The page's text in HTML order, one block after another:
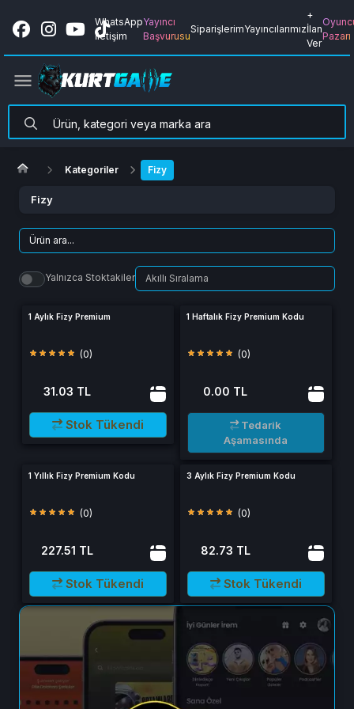
WhatsApp
İletişim
Yayıncı
Başvurusu
SiparişlerimYayıncılarımız
+
İlan
Ver
Pazarı
Kategoriler Fizy
Fizy
Yalnızca Stoktakiler
1 Aylık Fizy Premium
(0)
31.03 TL
Stok Tükendi
1 Haftalık Fizy Premium Kodu
(0)
0.00 TL
Tedarik
Aşamasında
1 Yıllık Fizy Premium Kodu
(0)
227.51 TL
Stok Tükendi
3 Aylık Fizy Premium Kodu
(0)
82.73 TL
Stok Tükendi